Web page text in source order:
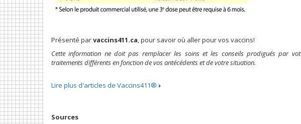
Présenté parvaccins411.ca, pour savoir où aller pour vos vaccins!
Cette information ne doit pas remplacer les soins et les conseils prodigués par
traitements différents en fonction de vos antécédents et de votre situation.
Lire plus d'articles de Vaccins411®
Sources